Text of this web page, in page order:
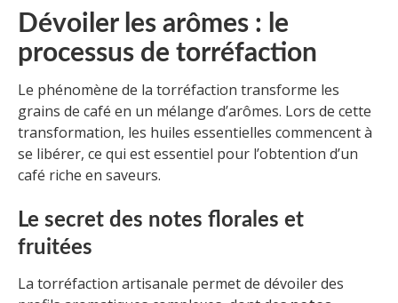
Dévoiler les arômes : le
processus de torréfaction
Le phénomène de la torréfaction transforme les
grains de café en un mélange d’arômes. Lors de cette
transformation, les huiles essentielles commencent à
se libérer, ce qui est essentiel pour l’obtention d’un
café riche en saveurs.
Le secret des notes florales et
fruitées
La torréfaction artisanale permet de dévoiler des